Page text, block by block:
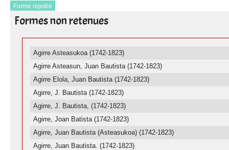
Forme rejetée
Formes non retenues
Agirre Asteasukoa (1742-1823)
Agirre Asteasun, Juan Bautista (1742-1823)
Agirre Elola, Juan Bautista (1742-1823)
Agirre, J. Bautista (1742-1823)
Agirre, J. Bautista, (1742-1823)
Agirre, Joan Batista (1742-1823)
Agirre, Juan Bautista (Asteasukoa) (1742-1823)
Agirre, Juan Bautista. (1742-1823)